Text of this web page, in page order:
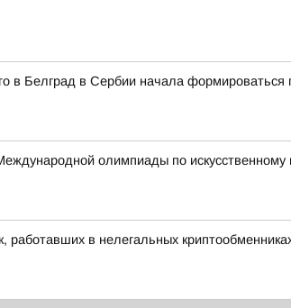
в Белград в Сербии начала формироваться
олимпиады по искусственному
в нелегальных